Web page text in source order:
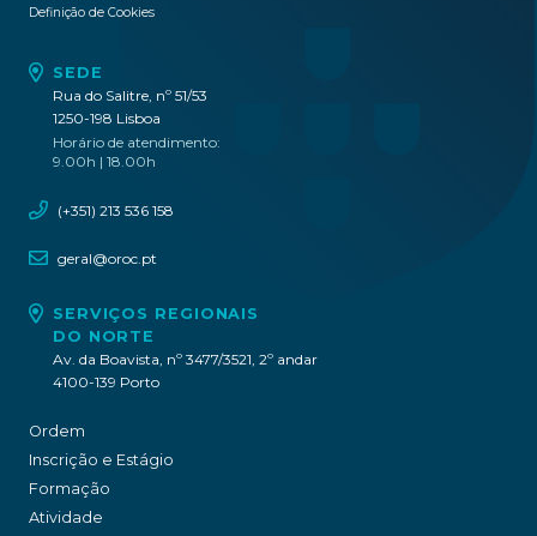
Definição de Cookies
SEDE
Rua do Salitre, nº 51/53
1250-198 Lisboa
Horário de atendimento:
9.00h | 18.00h
(+351) 213 536 158
geral@oroc.pt
SERVIÇOS REGIONAIS
DO NORTE
Av. da Boavista, nº 3477/3521, 2º andar
4100-139 Porto
Ordem
Inscrição e Estágio
Formação
Atividade